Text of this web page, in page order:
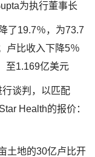
为执行董事长
了19.7％，为73.7
卢比收入下降5％
至1.169亿美元
谈判，以匹配
Health的报价：
土地的30亿卢比开